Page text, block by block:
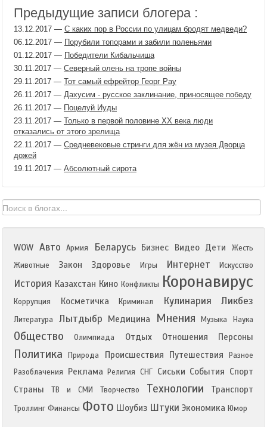
Предыдущие записи блогера :
13.12.2017 — С каких пор в России по улицам бродят медведи?
06.12.2017 — Порубили топорами и забили поленьями
01.12.2017 — Победители Кибальчиша
30.11.2017 — Северный олень на тропе войны
29.11.2017 — Тот самый ефрейтор Георг Рау
26.11.2017 — Дахусим - русское заклинание, приносящее победу
26.11.2017 — Поцелуй Иуды
23.11.2017 — Только в первой половине ХХ века люди
отказались от этого зрелища
22.11.2017 — Средневековые стринги для жён из музея Дворца
дожей
19.11.2017 — Абсолютный сирота
WOW Авто Армия Беларусь Бизнес Видео Дети
Жесть
Животные
Закон Здоровье Игры Интернет Искусство
История Казахстан Кино Конфликты Коронавирус
Коррупция Косметичка Криминал Кулинария Ликбез
Литература Лытдыбр Медицина Мнения Музыка Наука
Общество Олимпиада Отдых Отношения Персоны
Политика Природа Происшествия Путешествия
Разное
Разоблачения
Реклама Религия СНГ Сиськи События Спорт
Страны
ТВ и СМИ Творчество Технологии Транспорт
Троллинг Финансы Фото Шоубиз Штуки Экономика Юмор